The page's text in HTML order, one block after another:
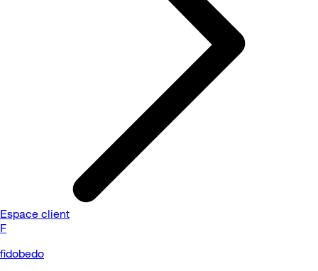
Espace client
F
fidobedo